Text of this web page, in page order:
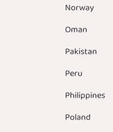
Norway
Oman
Pakistan
Peru
Philippines
Poland